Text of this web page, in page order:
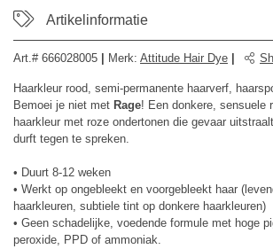
Artikelinformatie
Art.# 666028005 Merk: Attitude Hair Dye
Haarkleur rood, semi-permanente haarverf,
Bemoei je niet met Rage! Een donkere, sensuele
haarkleur met roze ondertonen die gevaar
durft tegen te spreken.
• Duurt 8-12 weken
• Werkt op ongebleekt en voorgebleekt haar
haarkleuren, subtiele tint op donkere haarkleuren)
• Geen schadelijke, voedende formule met hoge
peroxide, PPD of ammoniak.